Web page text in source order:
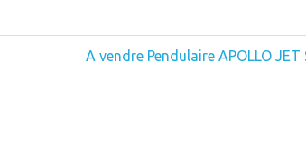
Next
Post:
A vendre Pendulaire APOLLO JET